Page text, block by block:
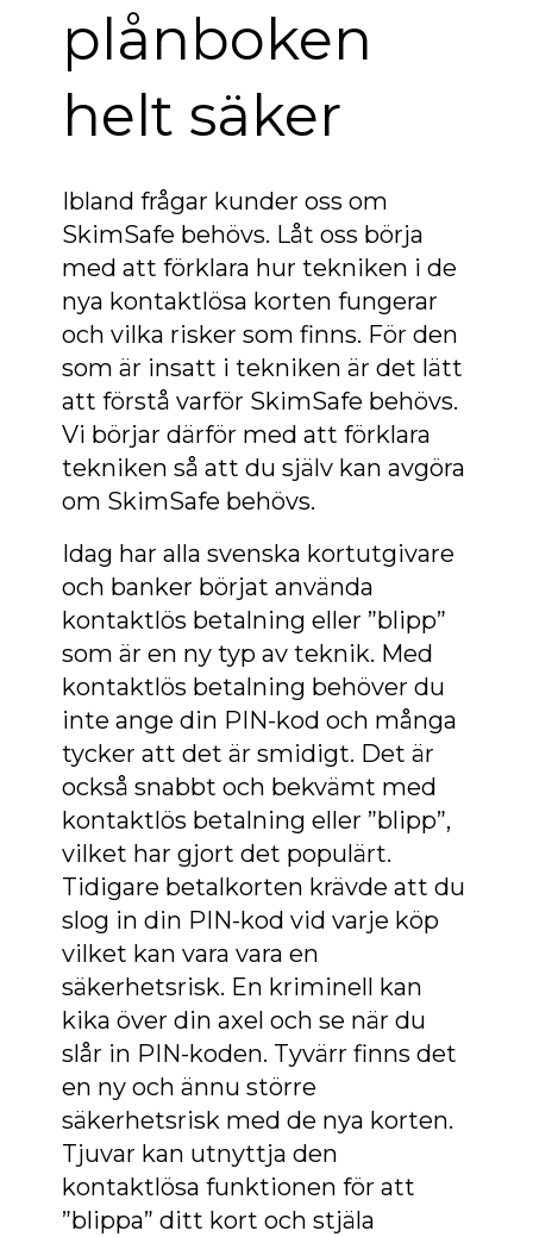
plånboken
helt säker
Ibland frågar kunder oss om
SkimSafe behövs. Låt oss börja
med att förklara hur tekniken i de
nya kontaktlösa korten fungerar
och vilka risker som finns. För den
som är insatt i tekniken är det lätt
att förstå varför SkimSafe behövs.
Vi börjar därför med att förklara
tekniken så att du själv kan avgöra
om SkimSafe behövs.
Idag har alla svenska kortutgivare
och banker börjat använda
kontaktlös betalning eller ”blipp”
som är en ny typ av teknik. Med
kontaktlös betalning behöver du
inte ange din PIN-kod och många
tycker att det är smidigt. Det är
också snabbt och bekvämt med
kontaktlös betalning eller ”blipp”,
vilket har gjort det populärt.
Tidigare betalkorten krävde att du
slog in din PIN-kod vid varje köp
vilket kan vara vara en
säkerhetsrisk. En kriminell kan
kika över din axel och se när du
slår in PIN-koden. Tyvärr finns det
en ny och ännu större
säkerhetsrisk med de nya korten.
Tjuvar kan utnyttja den
kontaktlösa funktionen för att
”blippa” ditt kort och stjäla